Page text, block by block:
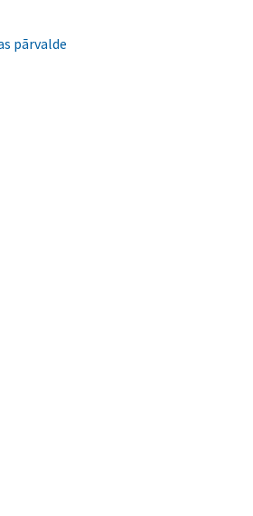
pārvalde